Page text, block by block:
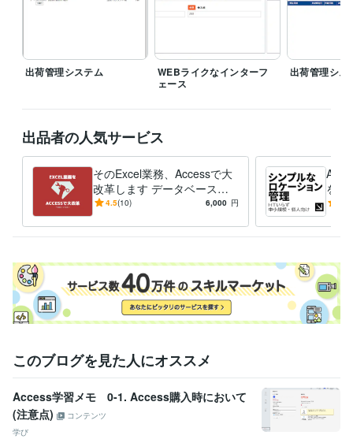
出荷管理システム
WEBライクなインターフ
ェース
出荷管理シス
出品者の人気サービス
そのExcel業務、Accessで大
改革します データベース化
＆使いやすいインターフェー
4.5(10) 6,000 円
をご
ル
このブログを見た人にオススメ
Access学習メモ 0-1. Access購入時において
(注意点)
コンテンツ
学び